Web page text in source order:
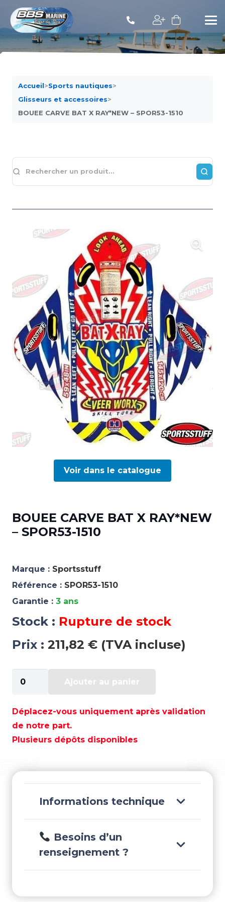
Accueil>Sports nautiques>
Glisseurs et accessoires>
BOUEE CARVE BAT X RAY*NEW – SPOR53-1510
Voir dans le catalogue
BOUEE CARVE BAT X RAY*NEW
– SPOR53-1510
Marque : Sportsstuff
Référence : SPOR53-1510
Garantie : 3 ans
Stock : Rupture de stock
Prix : 211,82 € (TVA incluse)
de
CARVE
BAT
X
SPOR53-
1510
Ajouter au panier
Déplacez-vous uniquement après validation
de notre part.
Plusieurs dépôts disponibles
Informations technique
Besoins d’un
renseignement ?